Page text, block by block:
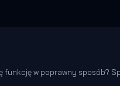
w poprawny sposób?